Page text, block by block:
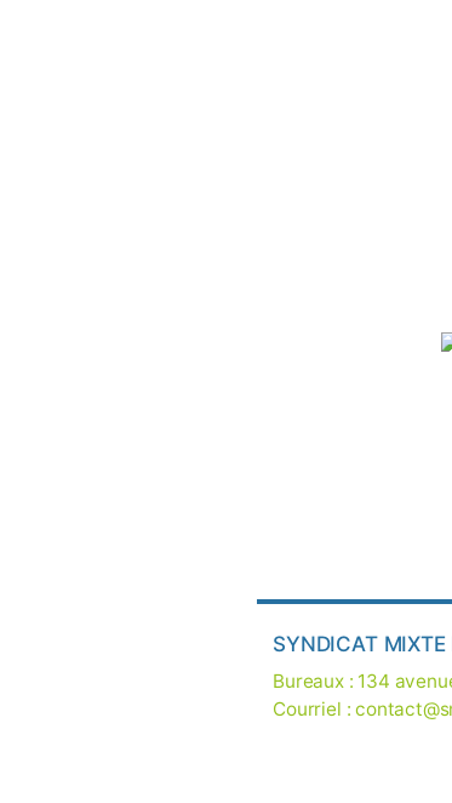
SYNDICAT MIXTE
Bureaux : 134
Courriel :